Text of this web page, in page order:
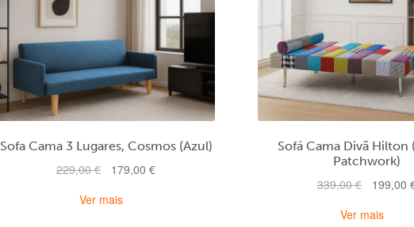
Sofa Cama 3 Lugares, Cosmos (Azul)
229,00€
O
original
179,00 €O
Ver mais
Sofá Cama Divã Hilton
Patchwork)
339,00€
original
199,00
Ver mais